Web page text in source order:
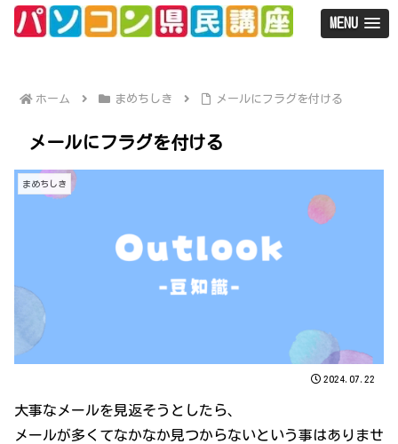
MENU
ホーム まめちしき メールにフラグを付ける
メールにフラグを付ける
まめちしき
2024.07.22
大事なメールを見返そうとしたら、
メールが多くてなかなか見つからないという事はありませ